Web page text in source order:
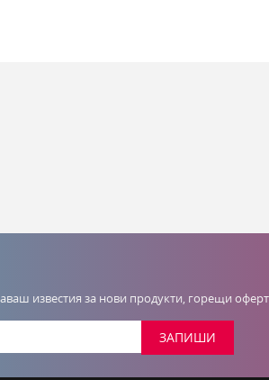
известия за нови продукти, горещи
ЗАПИШИ